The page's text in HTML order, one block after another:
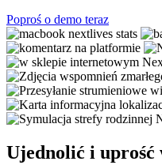
Poproś o demo teraz
Ujednolić i uprość